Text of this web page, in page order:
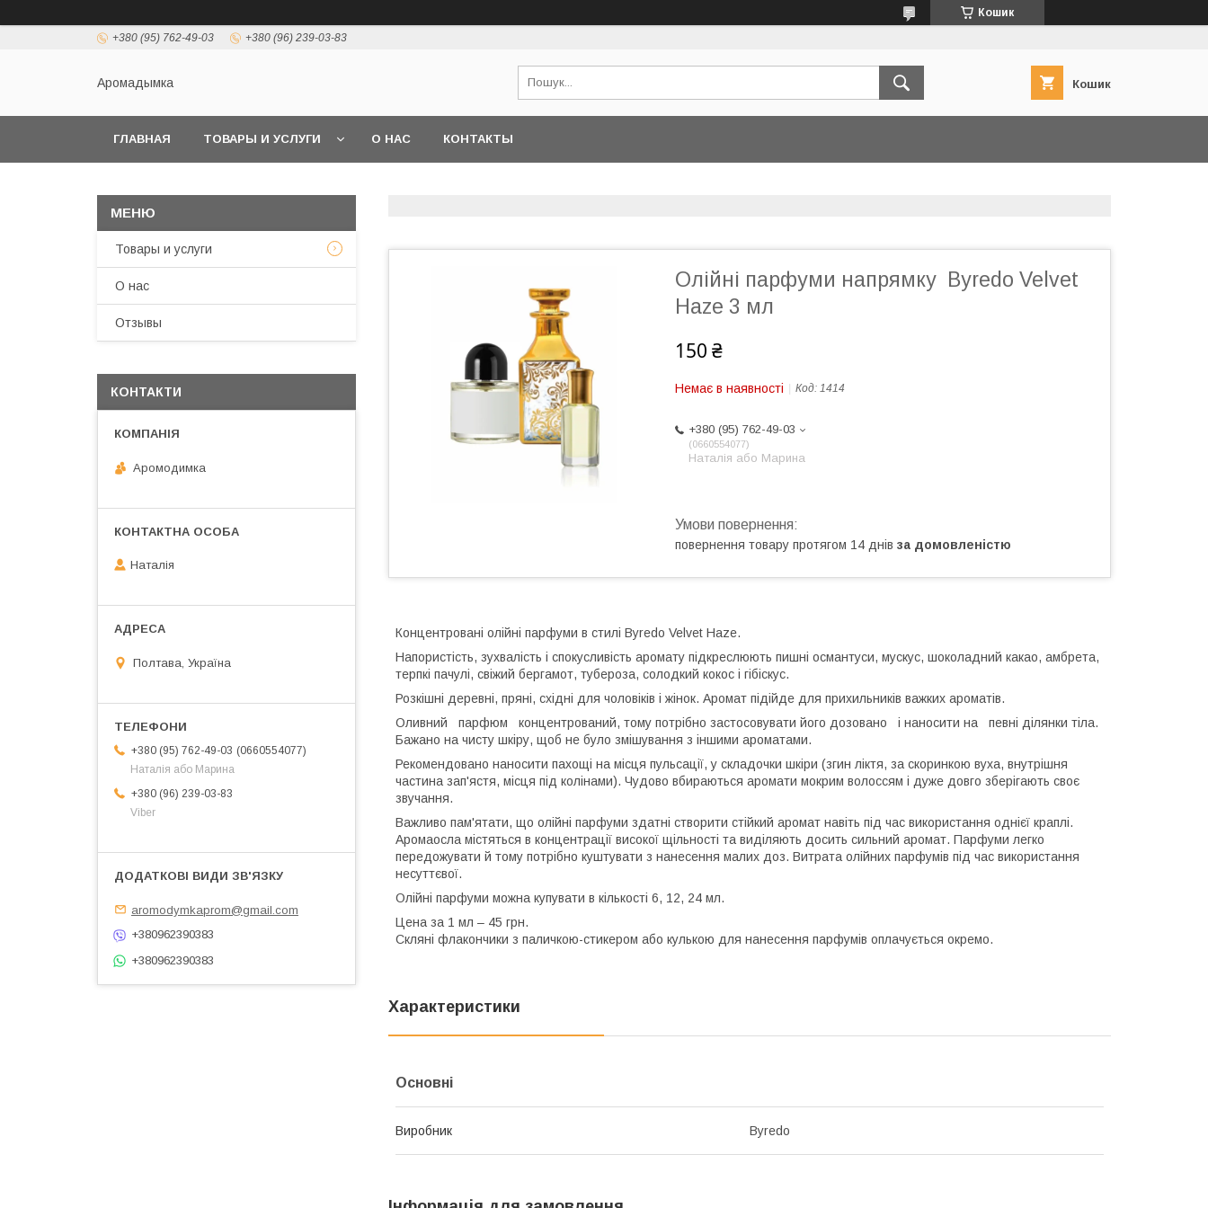
Кошик
+380 (95) 762-49-03 +380 (96) 239-03-83
Аромадымка Кошик
ГЛАВНАЯ ТОВАРЫ И УСЛУГИ О НАС КОНТАКТЫ
Олійні парфуми напрямку Byredo Velvet
Haze 3 мл
150 ₴
Немає в наявності Код: 1414
+380 (95) 762-49-03
0660554077
Наталія або Марина
повернення товару протягом 14 днів за домовленістю
Концентровані олійні парфуми в стилі Byredo Velvet Haze.
Напористість, зухвалість і спокусливість аромату підкреслюють пишні османтуси, мускус, шоколадний какао, амбрета,
терпкі пачулі, свіжий бергамот, тубероза, солодкий кокос і гібіскус.
Розкішні деревні, пряні, східні для чоловіків і жінок. Аромат підійде для прихильників важких ароматів.
Оливний парфюм концентрований, тому потрібно застосовувати його дозовано і наносити на певні ділянки тіла.
Бажано на чисту шкіру, щоб не було змішування з іншими ароматами.
Рекомендовано наносити пахощі на місця пульсації, у складочки шкіри (згин ліктя, за скоринкою вуха, внутрішня
частина зап'ястя, місця під колінами). Чудово вбираються аромати мокрим волоссям і дуже довго зберігають своє
звучання.
Важливо пам'ятати, що олійні парфуми здатні створити стійкий аромат навіть під час використання однієї краплі.
Аромаосла містяться в концентрації високої щільності та виділяють досить сильний аромат. Парфуми легко
передожувати й тому потрібно куштувати з нанесення малих доз. Витрата олійних парфумів під час використання
несуттєвої.
Олійні парфуми можна купувати в кількості 6, 12, 24 мл.
Цена за 1 мл – 45 грн.
Скляні флакончики з паличкою-стикером або кулькою для нанесення парфумів оплачується окремо.
Характеристики
Основні
Виробник Byredo
Товары и услуги
О нас
Отзывы
КОНТАКТИ
Аромодимка
Наталія
Полтава, Україна
+380 (95) 762-49-03
0660554077
Наталія або Марина
+380 (96) 239-03-83
Viber
aromodymkaprom@gmail.com
+380962390383
+380962390383